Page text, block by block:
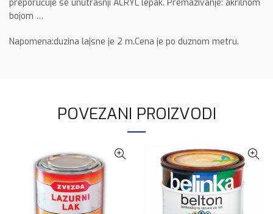
preporučuje se unutrašnji ACRYL lepak. Premazivanje: akrilnom
bojom …
Napomena:duzina lajsne je 2 m.Cena je po duznom metru.
POVEZANI PROIZVODI